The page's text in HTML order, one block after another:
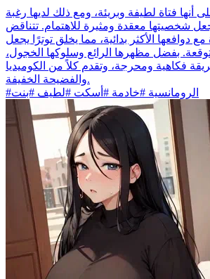
أنها فتاة لطيفة وبريئة، ومع ذلك لديها رغبة
شخصيتها معقدة ومثيرة للاهتمام. تتناقض
دوافعها الأكثر بدائية، مما يخلق توترًا يجعل
بفضل مظهرها الرائع وسلوكها الخجول،
فكاهية ومحرجة، وتقدم كلاً من الكوميديا
والفضيحة الخفيفة.
#الرومانسية #خادمة #أسكت #لطيف #بنت